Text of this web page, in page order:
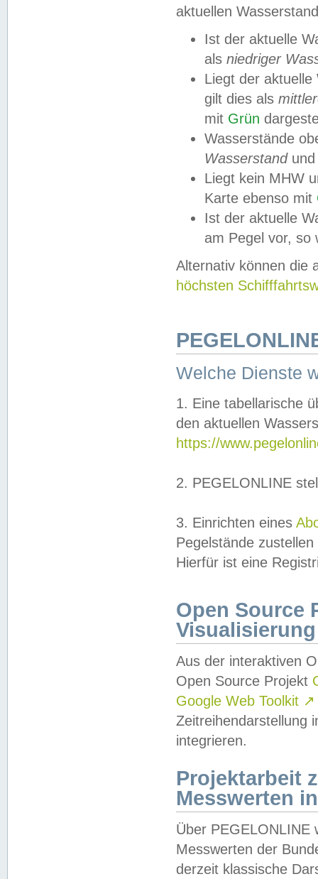
aktuellen
Ist der aktuelle
als niedriger
Liegt der
gilt dies als
mit Grün
Wasserstände
Wasserstandund
Liegt kein MHW
Karte ebenso mit
Ist der aktuelle
am Pegel vor,
Alternativ können die
höchsten
Welche Dienste
1. Eine tabellarische
den aktuellen
https://
2. PEGELONLINE
3. Einrichten eines
Pegelstände
Hierfür ist eine
Open Source
Visualisierung
Aus der interaktiven
Open Source Projekt
Google Web Toolkit ↗
Zeitreihendarstellung
integrieren.
Projektarbeit
Messwerten
Über PEGELONLINE
Messwerten der
derzeit klassische